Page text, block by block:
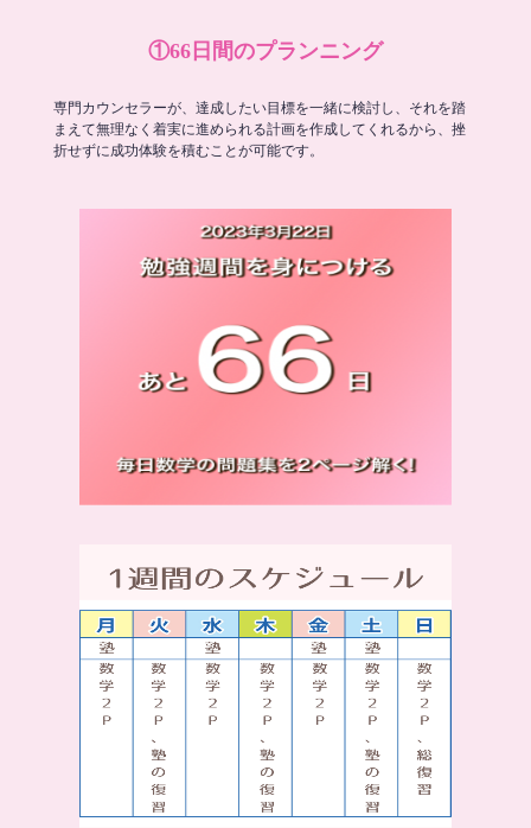
①66日間のプランニング
専門カウンセラーが、達成したい目標を一緒に検討し、それを踏
まえて無理なく着実に進められる計画を作成してくれるから、挫
折せずに成功体験を積むことが可能です。